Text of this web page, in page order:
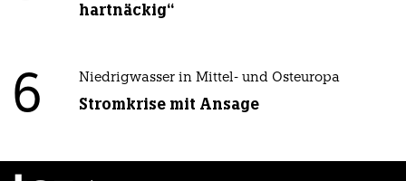
hartnäckig“
6 Niedrigwasser in Mittel- und Osteuropa
Stromkrise mit Ansage